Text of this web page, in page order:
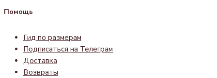
Помощь
Гид по размерам
Подписаться на Телеграм
Доставка
Возвраты